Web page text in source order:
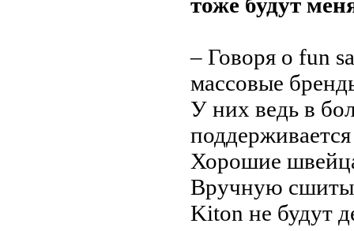
– Говоря о fun
массовые
У них ведь в
Хорошие
Вручную
Kiton не будут